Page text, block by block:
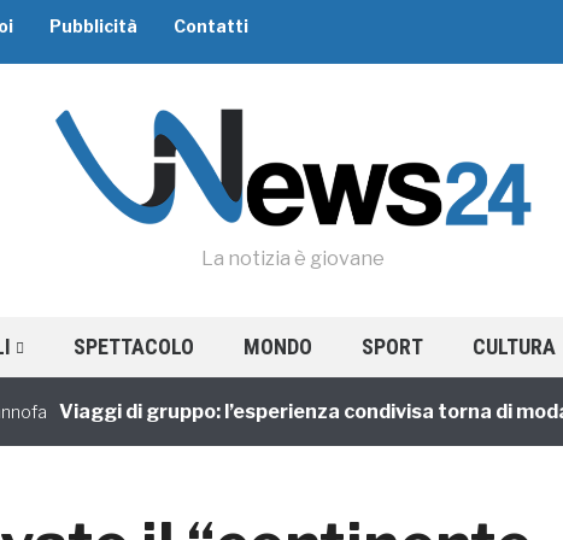
Pubblicità Contatti
La notizia è giovane
SPETTACOLO MONDO SPORT CULTURA
Viaggi di gruppo: l’esperienza condivisa torna di moda ma